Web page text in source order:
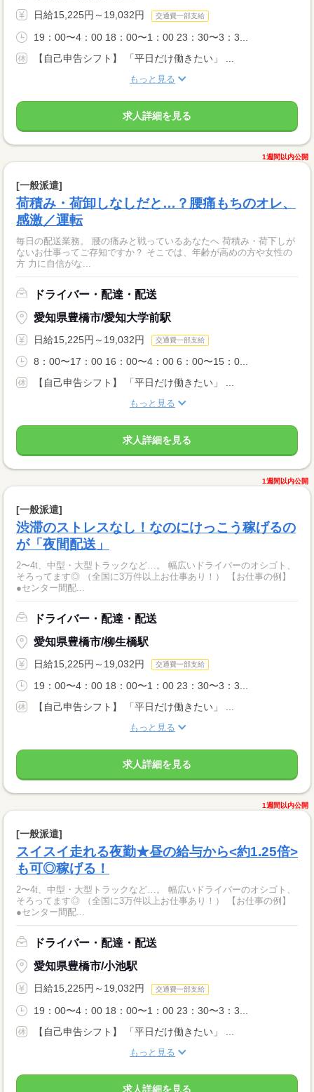
日給15,225円～19,032円 交通費一部支給
19：00〜4：00 18：00〜1：00 23：30〜3：3...
【自己申告シフト】 「平日だけ働きたい」 ...
もっと見る
求人詳細を見る
1週間以内公開
[一般派遣]
荷積み・荷卸しなしだと…？腰痛もちのオレ、
感激／運転
毎日の配送業務。 腰の痛みと戦っているあなたへ 荷積み・荷下しが
ないお仕事ってご存知ですか？ そこでは、年齢が高めの方や女性の
方 力に自信がな...
ドライバー・配達・配送
愛知県豊橋市/愛知大学前駅
日給15,225円～19,032円 交通費一部支給
8：00〜17：00 16：00〜4：00 6：00〜15：0...
【自己申告シフト】 「平日だけ働きたい」 ...
もっと見る
求人詳細を見る
1週間以内公開
[一般派遣]
渋滞のストレスなし！なのにけっこう稼げるの
が「夜間配送」
2〜4t、中型・大型トラックなど…。 幅広いドライバーのオシゴト、
そろってます◎ （全国に3万件以上お仕事あり！） 【お仕事の例】
●センター間配...
ドライバー・配達・配送
愛知県豊橋市/柳生橋駅
日給15,225円～19,032円 交通費一部支給
19：00〜4：00 18：00〜1：00 23：30〜3：3...
【自己申告シフト】 「平日だけ働きたい」 ...
もっと見る
求人詳細を見る
1週間以内公開
[一般派遣]
スイスイ走れる夜勤★昼の給与から<約1.25倍>
も可◎稼げる！
2〜4t、中型・大型トラックなど…。 幅広いドライバーのオシゴト、
そろってます◎ （全国に3万件以上お仕事あり！） 【お仕事の例】
●センター間配...
ドライバー・配達・配送
愛知県豊橋市/小池駅
日給15,225円～19,032円 交通費一部支給
19：00〜4：00 18：00〜1：00 23：30〜3：3...
【自己申告シフト】 「平日だけ働きたい」 ...
もっと見る
求人詳細を見る